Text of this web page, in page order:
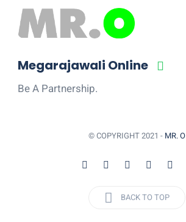
Megarajawali Online
Be A Partnership.
© COPYRIGHT 2021 - MR. O
BACK TO TOP